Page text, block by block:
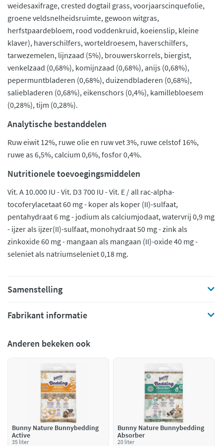
weidesaxifrage, crested dogtail grass, voorjaarscinquefolie,
groene veldsnelheidsruimte, gewoon witgras,
herfstpaardebloem, rood voddenkruid, koeienslip, kleine
klaver), haverschilfers, worteldroesem, haverschilfers,
tarwezemelen, lijnzaad (5%), brouwerskorrels, biergist,
venkelzaad (0,68%), komijnzaad (0,68%), anijs (0,68%),
pepermuntbladeren (0,68%), duizendbladeren (0,68%),
saliebladeren (0,68%), eikenschors (0,4%), kamillebloesem
(0,28%), tijm (0,28%).
Analytische bestanddelen
Ruw eiwit 12%, ruwe olie en ruw vet 3%, ruwe celstof 16%,
ruwe as 6,5%, calcium 0,6%, fosfor 0,4%.
Nutritionele toevoegingsmiddelen
Vit. A 10.000 IU - Vit. D3 700 IU - Vit. E / all rac-alpha-
tocoferylacetaat 60 mg - koper als koper (II)-sulfaat,
pentahydraat 6 mg - jodium als calciumjodaat, watervrij 0,9 mg
- ijzer als ijzer(II)-sulfaat, monohydraat 50 mg - zink als
zinkoxide 60 mg - mangaan als mangaan (II)-oxide 40 mg -
seleniet als natriumseleniet 0,18 mg.
Samenstelling
Fabrikant informatie
Anderen bekeken ook
Bunny Nature Bunnybedding
Active
35 liter
Bunny Nature Bunnybedding
Absorber
20 liter